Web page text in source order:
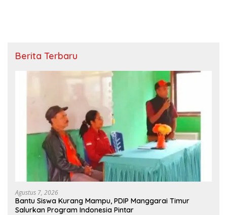
Berita Terbaru
Agustus 7, 2026
Bantu Siswa Kurang Mampu, PDIP Manggarai Timur
Salurkan Program Indonesia Pintar